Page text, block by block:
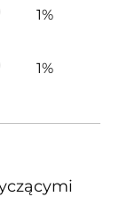
1%
1%